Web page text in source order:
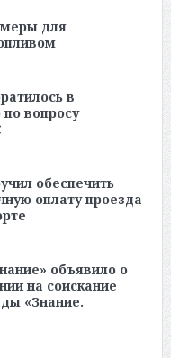
для
в
вопросу
обеспечить
оплату проезда
объявило о
на соискание
«Знание.